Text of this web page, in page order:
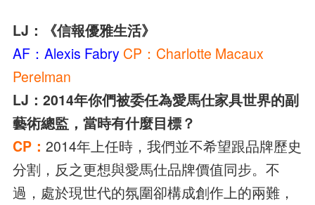
LJ：《信報優雅生活》
AF：Alexis Fabry CP：Charlotte Macaux
Perelman
LJ：2014年你們被委任為愛馬仕家具世界的副
藝術總監，當時有什麼目標？
CP： 2014年上任時，我們並不希望跟品牌歷史
分割，反之更想與愛馬仕品牌價值同步。不
過，處於現世代的氛圍卻構成創作上的兩難，